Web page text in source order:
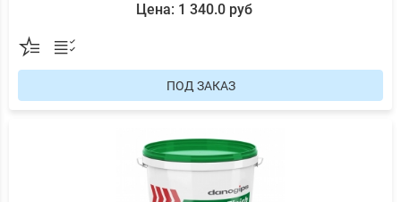
Цена: 1 340.0 руб
ПОД ЗАКАЗ